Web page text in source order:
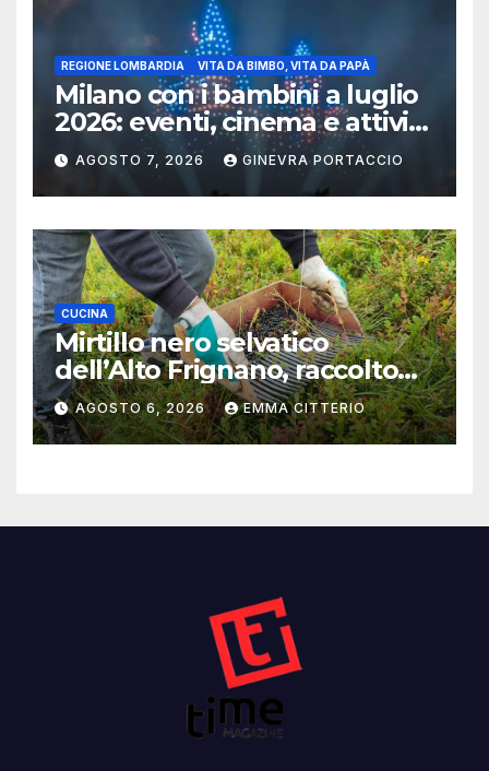
REGIONE LOMBARDIA VITA DA BIMBO, VITA DA PAPÀ
Milano con i bambini a luglio
2026: eventi, cinema e attività
per famiglie
AGOSTO 7, 2026 GINEVRA PORTACCIO
CUCINA
Mirtillo nero selvatico
dell’Alto Frignano, raccolto
buono e clima da monitorare
AGOSTO 6, 2026 EMMA CITTERIO